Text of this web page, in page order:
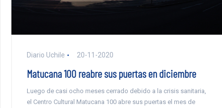
Diario Uchile 20-11-2020
Matucana 100 reabre sus puertas en diciembre
Luego de casi ocho meses cerrado debido a la crisis sanitaria,
el Centro Cultural Matucana 100 abre sus puertas el mes de